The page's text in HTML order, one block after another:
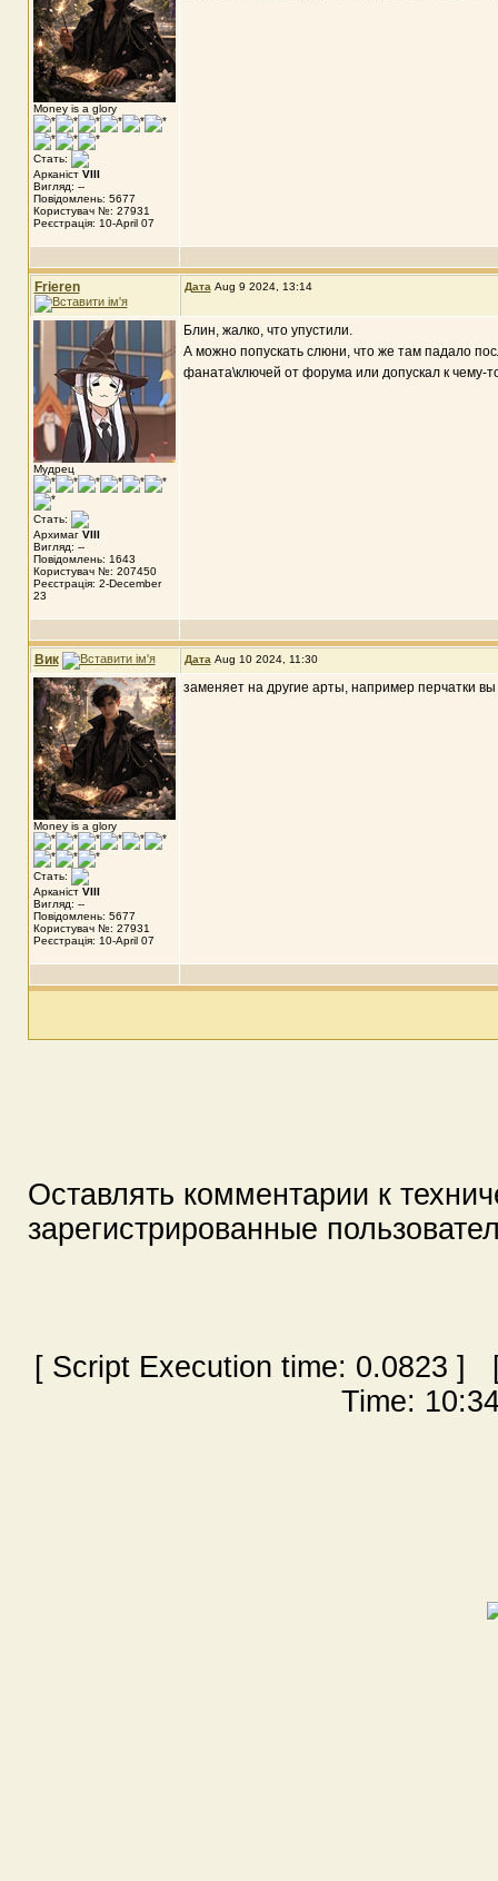
Money is a glory
Стать:
Арканіст VIII
Вигляд: --
Повідомлень: 5677
Користувач №: 27931
Реєстрація: 10-April 07
Frieren Дата Aug 9 2024, 13:14
Мудрец
Стать:
Архимаг VIII
Вигляд: --
Повідомлень: 1643
Користувач №: 207450
Реєстрація: 2-December
23
Блин, жалко, что упустили.
А можно попускать слюни, что же там падало
фаната\ключей от форума или допускал к чему-
Вик Дата Aug 10 2024, 11:30
Money is a glory
Стать:
Арканіст VIII
Вигляд: --
Повідомлень: 5677
Користувач №: 27931
Реєстрація: 10-April 07
заменяет на другие арты, например перчатки
Оставлять комментарии к
зарегистрированные
[ Script Execution time: 0.0823 ] [
Time: